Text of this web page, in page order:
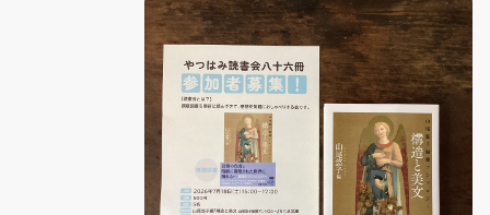
愛アンソロジー』ちくま文庫
作品内容：「山尾悠子さんは、どんな作品を読
んできたのですか？」――しばしば放たれるそ
の質問に応えました。端正な入れ子型、視覚的
イメージを強く喚起する一直線構造、極度に人
工的な言語世界、中毒性のある美文……作家・
山尾悠子の想像力を刺激し、育てた短篇小説作
品に詩を添えて。ボルヘス「バベルの図書
館」、バラード「時間の庭」、ラヴクラフト
「アウトサイダー」、澁澤龍彦「蘭房」、三島